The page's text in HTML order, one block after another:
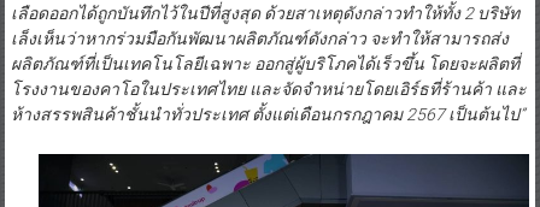
เลือดออกได้ถูกบันทึกไว้ในปีที่สูงสุด ด้วยสาเหตุดังกล่าวทำให้ทั้ง 2 บริษัท
เล็งเห็นว่าหากร่วมมือกันพัฒนาผลิตภัณฑ์ดังกล่าว จะทำให้สามารถส่ง
ผลิตภัณฑ์ที่เป็นเทคโนโลยีเฉพาะ ออกสู่ผู้บริโภคได้เร็วขึ้น โดยจะผลิตที่
โรงงานของคาโอในประเทศไทย และจัดจำหน่ายโดยเอิร์ธที่ร้านค้า และ
ห้างสรรพสินค้าชั้นนำทั่วประเทศ ตั้งแต่เดือนกรกฎาคม 2567 เป็นต้นไป”